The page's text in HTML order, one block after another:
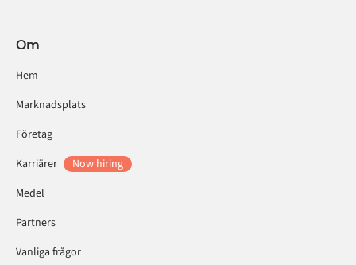
Om
Hem
Marknadsplats
Företag
Karriärer
Now hiring
Medel
Partners
Vanliga frågor